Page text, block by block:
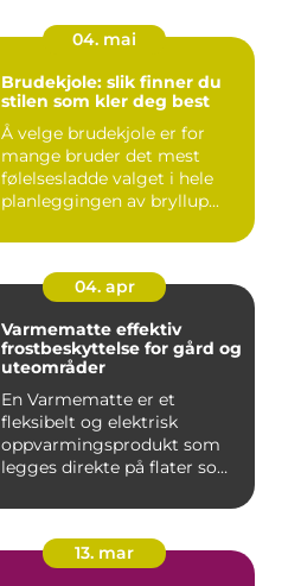
04. mai
Brudekjole: slik finner du
stilen som kler deg best
Å velge brudekjole er for
mange bruder det mest
følelsesladde valget i hele
planleggingen av bryllup...
04. apr
Varmematte effektiv
frostbeskyttelse for gård og
uteområder
En Varmematte er et
fleksibelt og elektrisk
oppvarmingsprodukt som
legges direkte på flater som
13. mar